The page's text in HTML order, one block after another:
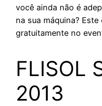
você ainda não é
na sua máquina?
gratuitamente no
FLISOL
2013